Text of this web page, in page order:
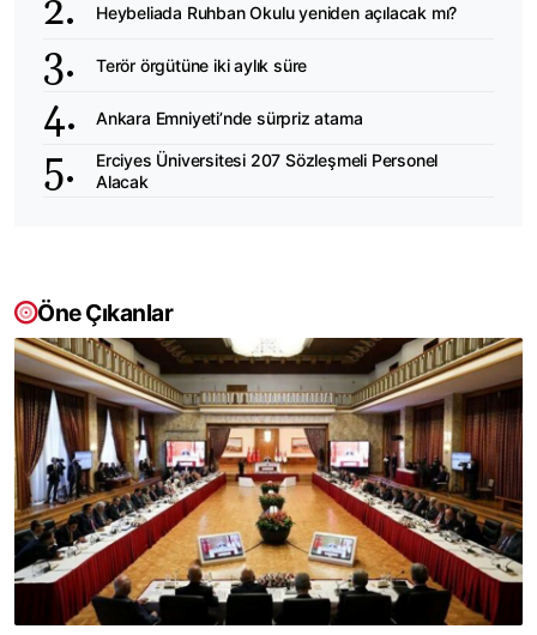
Heybeliada Ruhban Okulu yeniden açılacak mı?
Terör örgütüne iki aylık süre
Ankara Emniyeti’nde sürpriz atama
Erciyes Üniversitesi 207 Sözleşmeli Personel
Alacak
Öne Çıkanlar